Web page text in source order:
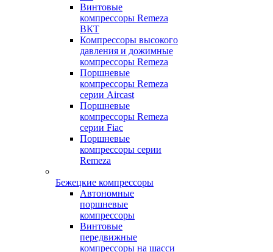
Винтовые
компрессоры Remeza
ВКТ
Компрессоры высокого
давления и дожимные
компрессоры Remeza
Поршневые
компрессоры Remeza
серии Aircast
Поршневые
компрессоры Remeza
серии Fiac
Поршневые
компрессоры серии
Remeza
Бежецкие компрессоры
Автономные
поршневые
компрессоры
Винтовые
передвижные
компрессоры на шасси